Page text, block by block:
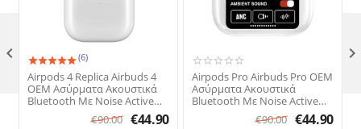
(6)
Airpods 4 Replica Airbuds 4
OEM Ασύρματα Ακουστικά
Bluetooth Με Noise Active
Cancelation (ANC)
€90.00 €44.90
Airpods Pro Airbuds Pro OEM
Ασύρματα Ακουστικά
Bluetooth Με Noise Active
Cancelation (ANC)+(ENC) &
€90.00 €44.90
 